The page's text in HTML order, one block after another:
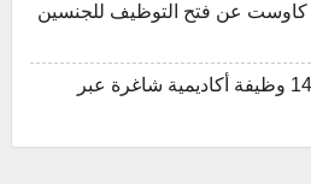
كاوست عن فتح التوظيف للجنسين
تعلن جامعة القصيم عن 147 وظيفة أكاديمية شاغرة عبر